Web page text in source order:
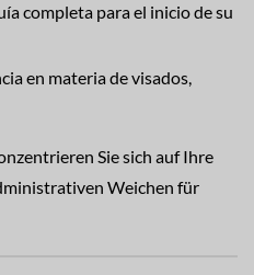
completa para el inicio de su
en materia de visados,
Sie sich auf Ihre
Weichen für